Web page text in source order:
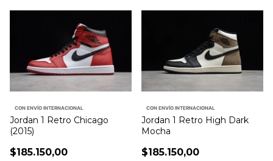
CON ENVÍO INTERNACIONAL
Jordan 1 Retro Chicago
(2015)
$185.150,00
CON ENVÍO INTERNACIONAL
Jordan 1 Retro High Dark
Mocha
$185.150,00